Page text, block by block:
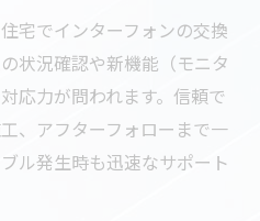
宅でインターフォンの交換
状況確認や新機能（モニタ
応力が問われます。信頼で
、アフターフォローまで一
ル発生時も迅速なサポート